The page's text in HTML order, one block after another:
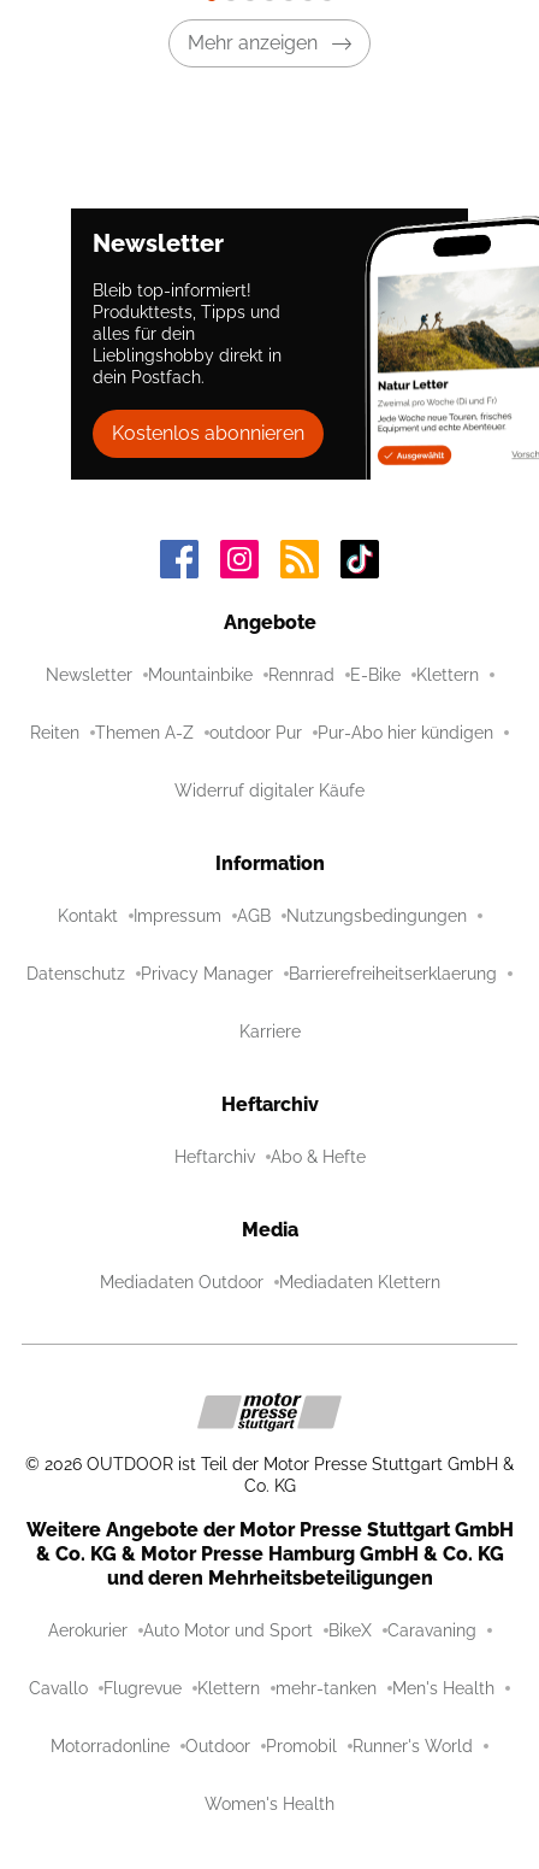
Mehr anzeigen
Newsletter
Bleib top-informiert!
Produkttests, Tipps und
alles für dein
Lieblingshobby direkt in
dein Postfach.
Kostenlos abonnieren
Angebote
Newsletter Mountainbike Rennrad E-Bike Klettern
Reiten Themen A-Z outdoor Pur Pur-Abo hier kündigen
Widerruf digitaler Käufe
Information
Kontakt Impressum AGB Nutzungsbedingungen
Datenschutz Privacy Manager Barrierefreiheitserklaerung
Karriere
Heftarchiv
Heftarchiv Abo & Hefte
Media
Mediadaten Outdoor Mediadaten Klettern
© 2026 OUTDOOR ist Teil der Motor Presse Stuttgart GmbH &
Co. KG
Weitere Angebote der Motor Presse Stuttgart GmbH
& Co. KG & Motor Presse Hamburg GmbH & Co. KG
und deren Mehrheitsbeteiligungen
Aerokurier Auto Motor und Sport BikeX Caravaning
Cavallo Flugrevue Klettern mehr-tanken Men's Health
Motorradonline Outdoor Promobil Runner's World
Women's Health